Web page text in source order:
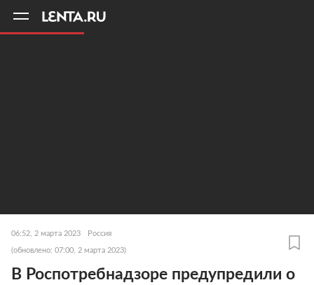
06:52, 2 марта 2023 Россия
(обновлено: 07:00, 2 марта 2023)
В Роспотребнадзоре предупредили о